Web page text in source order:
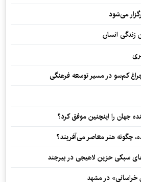
می‌شود
زندگی انسان
چراغ کم‌سو در مسیر توسعه فرهنگی
جهان را اینچنین موفق کرد؟
چگونه هنر معاصر می‌آفریند؟
سبکی حزین لاهیجی در بیرجند
خراسانی» در مشهد